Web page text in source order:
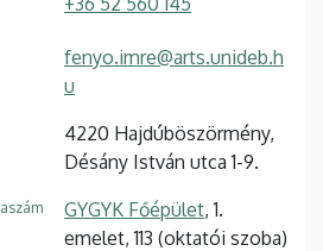
fenyo.imre@arts.unideb.h
u
4220 Hajdúböszörmény,
Désány István utca 1-9.
GYGYK Főépület, 1.
emelet, 113 (oktatói szoba)